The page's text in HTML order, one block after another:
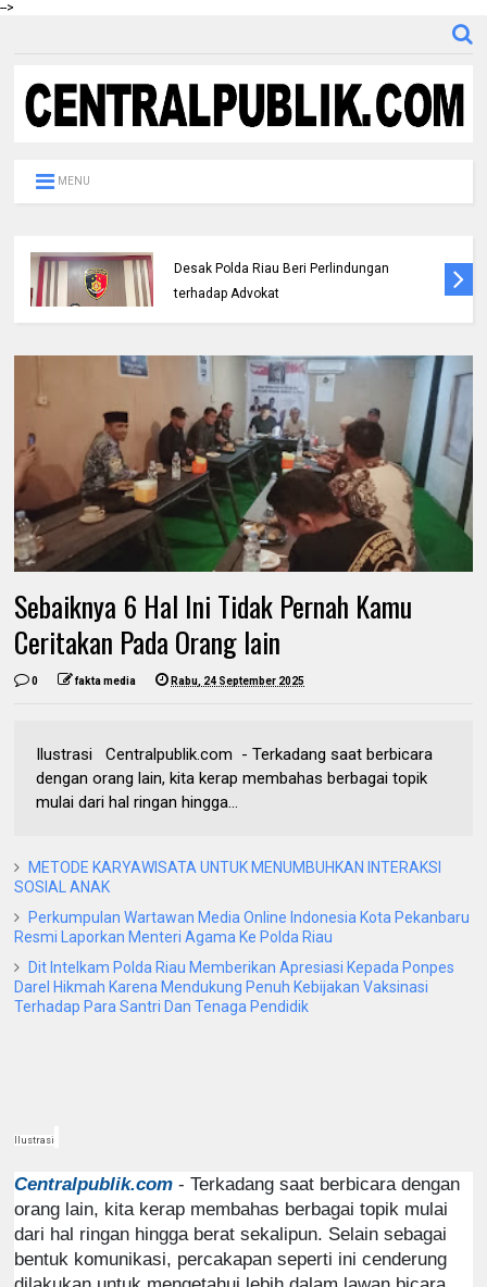
-->
MENU
Desak Polda Riau Beri Perlindungan
terhadap Advokat
Sebaiknya 6 Hal Ini Tidak Pernah Kamu
Ceritakan Pada Orang lain
0 fakta media Rabu, 24 September 2025
Ilustrasi Centralpublik.com - Terkadang saat berbicara
dengan orang lain, kita kerap membahas berbagai topik
mulai dari hal ringan hingga...
METODE KARYAWISATA UNTUK MENUMBUHKAN INTERAKSI
SOSIAL ANAK
Perkumpulan Wartawan Media Online Indonesia Kota Pekanbaru
Resmi Laporkan Menteri Agama Ke Polda Riau
Dit Intelkam Polda Riau Memberikan Apresiasi Kepada Ponpes
Darel Hikmah Karena Mendukung Penuh Kebijakan Vaksinasi
Terhadap Para Santri Dan Tenaga Pendidik
Ilustrasi
Centralpublik.com - Terkadang saat berbicara dengan
orang lain, kita kerap membahas berbagai topik mulai
dari hal ringan hingga berat sekalipun. Selain sebagai
bentuk komunikasi, percakapan seperti ini cenderung